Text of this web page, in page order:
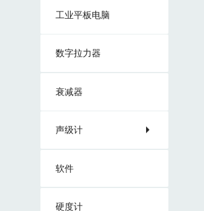
工业平板电脑
数字拉力器
衰减器
声级计
软件
硬度计